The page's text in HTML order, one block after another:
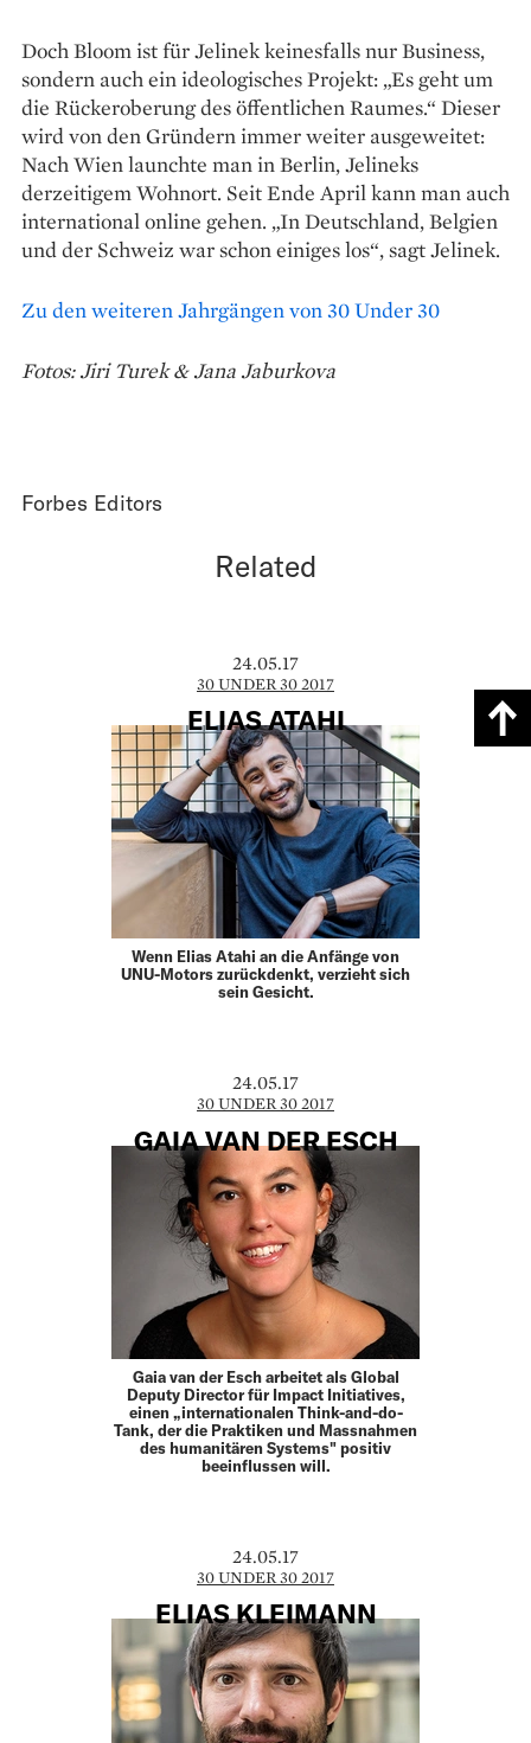
Doch Bloom ist für Jelinek keinesfalls nur Business,
sondern auch ein ideologisches Projekt: „Es geht um
die Rückeroberung des öffentlichen Raumes.“ Dieser
wird von den Gründern immer weiter ausgeweitet:
Nach Wien launchte man in Berlin, Jelineks
derzeitigem Wohnort. Seit Ende April kann man auch
international online gehen. „In Deutschland, Belgien
und der Schweiz war schon einiges los“, sagt Jelinek.
Zu den weiteren Jahrgängen von 30 Under 30
Fotos: Jiri Turek & Jana Jaburkova
Forbes Editors
Related
24.05.17
30 UNDER 30 2017
ELIAS ATAHI
Wenn Elias Atahi an die Anfänge von
UNU-Motors zurückdenkt, verzieht sich
sein Gesicht.
24.05.17
30 UNDER 30 2017
GAIA VAN DER ESCH
Gaia van der Esch arbeitet als Global
Deputy Director für Impact Initiatives,
einen „internationalen Think-and-do-
Tank, der die Praktiken und Massnahmen
des humanitären Systems" positiv
beeinflussen will.
24.05.17
30 UNDER 30 2017
ELIAS KLEIMANN